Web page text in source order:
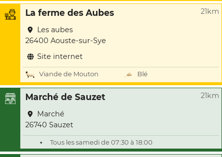
La ferme des Aubes 21km
Les aubes
26400 Aouste-sur-Sye
Site internet
Viande de Mouton Blé
Marché de Sauzet 21km
Marché
26740 Sauzet
Tous les samedi de 07:30 à 18:00